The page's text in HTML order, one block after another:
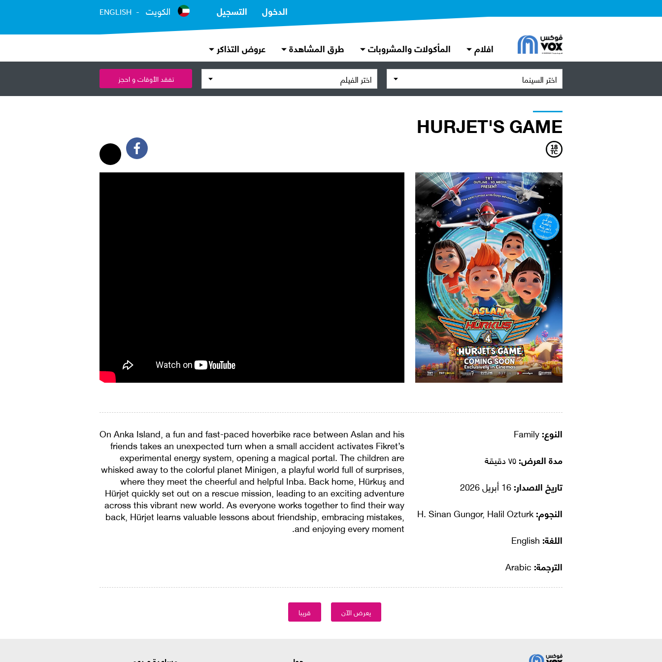
الدخول التسجيل الكويت ENGLISH
افلام المأكولات والمشروبات طرق المشاهدة عروض التذاكر
اختر السينما اختر الفيلم تفقد الأوقات و احجز
HURJET'S GAME
النوع:
مدة العرض:
تاريخ الاصدار:
النجوم:
اللغة:
الترجمة:
On Anka Island, a fun and fast-paced hoverbike race between Aslan and his
friends takes an unexpected turn when a small accident activates Fikret’s
experimental energy system, opening a magical portal. The children are
whisked away to the colorful planet Minigen, a playful world full of surprises,
where they meet the cheerful and helpful Inba. Back home, Hürkuş and
Hürjet quickly set out on a rescue mission, leading to an exciting adventure
across this vibrant new world. As everyone works together to find their way
back, Hürjet learns valuable lessons about friendship, embracing mistakes,
and enjoying every moment.
يعرض الآن قريبا